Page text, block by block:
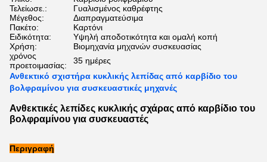
Τελείωσε.:
Γυαλισμένος καθρέφτης
Μέγεθος:
Διαπραγματεύσιμα
Πακέτο:
Καρτόνι
Ειδικότητα:
Υψηλή αποδοτικότητα και ομαλή κοπή
Χρήση:
Βιομηχανία μηχανών συσκευασίας
χρόνος
προετοιμασίας:
35 ημέρες
Ανθεκτικό σχιστήρα κυκλικής λεπίδας από καρβίδιο του
βολφραμίνου για συσκευαστικές μηχανές
Ανθεκτικές λεπίδες κυκλικής σχάρας από καρβίδιο του
βολφραμίνου για συσκευαστές
Περιγραφή